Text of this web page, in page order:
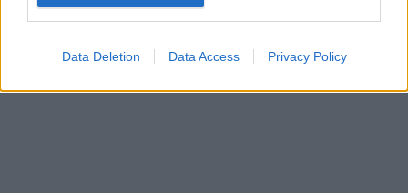
Data Deletion Data Access Privacy Policy